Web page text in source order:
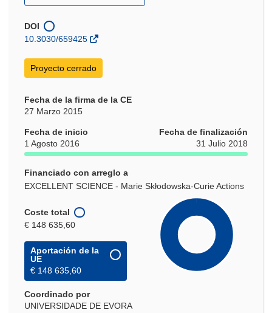
abrirá
una
nueva
DOI
10.3030/659425
Proyecto cerrado
Fecha de la firma de la CE
27 Marzo 2015
Fecha de inicio
1 Agosto 2016
Fecha de finalización
31 Julio 2018
Financiado con arreglo a
EXCELLENT SCIENCE - Marie Skłodowska-Curie Actions
Coste total
€ 148 635,60
Aportación de la
UE
€ 148 635,60
Coordinado por
UNIVERSIDADE DE EVORA